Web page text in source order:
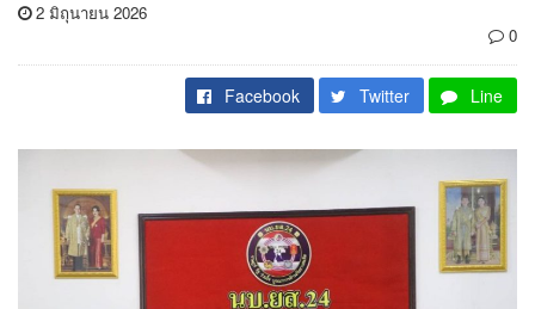
2 มิถุนายน 2026
0
Facebook Twitter Line